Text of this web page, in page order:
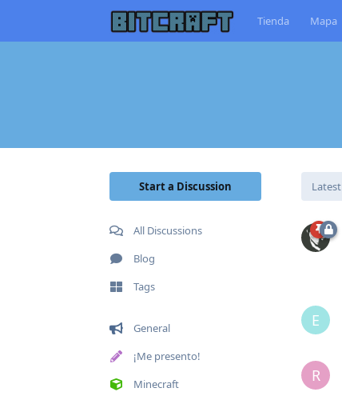
Tienda Mapa
Start a Discussion
All Discussions
Blog
Tags
General
¡Me presento!
Minecraft
Latest
E
R